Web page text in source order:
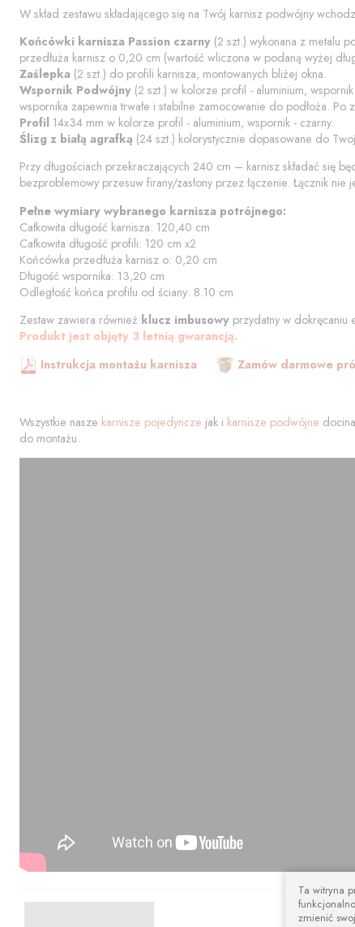
W skład zestawu składającego się na Twój karnisz podwójny
Końcówki karnisza Passion czarny (2 szt.) wykonana z metalu
przedłuża karnisz o 0,20 cm (wartość wliczona w podaną wyżej
Zaślepka (2 szt.) do profili karnisza, montowanych bliżej okna.
Wspornik Podwójny (2 szt.) w kolorze profil - aluminium,
wspornika zapewnia trwałe i stabilne zamocowanie do podłoża.
Profil 14x34 mm w kolorze profil - aluminium, wspornik - czarny.
Ślizg z białą agrafką (24 szt.) kolorystycznie dopasowane do
Przy długościach przekraczających 240 cm – karnisz składać się
bezproblemowy przesuw firany/zasłony przez łączenie. Łącznik nie
Pełne wymiary wybranego karnisza potrójnego:
Całkowita długość karnisza: 120,40 cm
Całkowita długość profili: 120 cm x2
Końcówka przedłuża karnisz o: 0,20 cm
Długość wspornika: 13,20 cm
Odległość końca profilu od ściany: 8.10 cm
Zestaw zawiera również klucz imbusowy przydatny w dokręcaniu
Produkt jest objęty 3 letnią gwarancją.
Instrukcja montażu karnisza
Zamów darmowe
Wszystkie nasze karnisze pojedyncze jak i karnisze podwójne
do montażu.
Ta witryna
zmienić